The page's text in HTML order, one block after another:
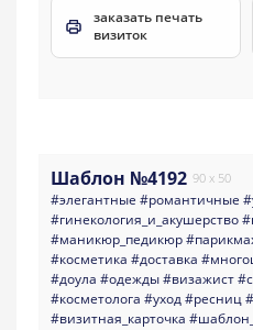
заказать печать
визиток
Шаблон №4192 90 x 50
#элегантные #романтичные
#гинекология_и_акушерство
#маникюр_педикюр
#косметика #доставка
#доула #одежды#визажист
#косметолога #уход#ресниц
#визитная_карточка